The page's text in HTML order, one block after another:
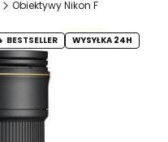
Obiektywy Nikon F
BESTSELLER WYSYŁKA 24H